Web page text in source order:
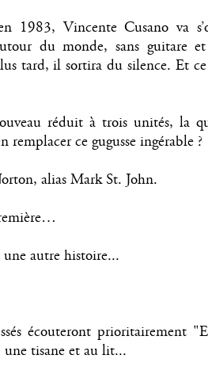
1983, Vincente Cusano va
du monde, sans guitare
tard, il sortira du silence. Et ce
réduit à trois unités, la
remplacer ce gugusse ingérable ?
alias Mark St. John.
une autre histoire...
écouteront prioritairement
tisane et au lit...